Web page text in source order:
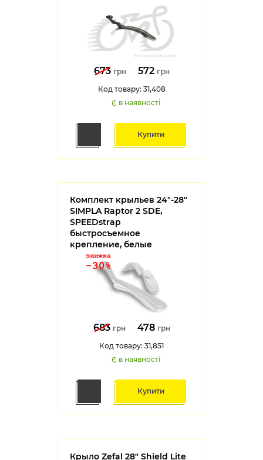
673 грн 572 грн
Код товару: 31,408
Є в наявності
Купити
Комплект крыльев 24"-28"
SIMPLA Raptor 2 SDE,
SPEEDstrap
быстросъемное
крепление, белые
683 грн 478 грн
Код товару: 31,851
Є в наявності
Купити
Крыло Zefal 28" Shield Lite